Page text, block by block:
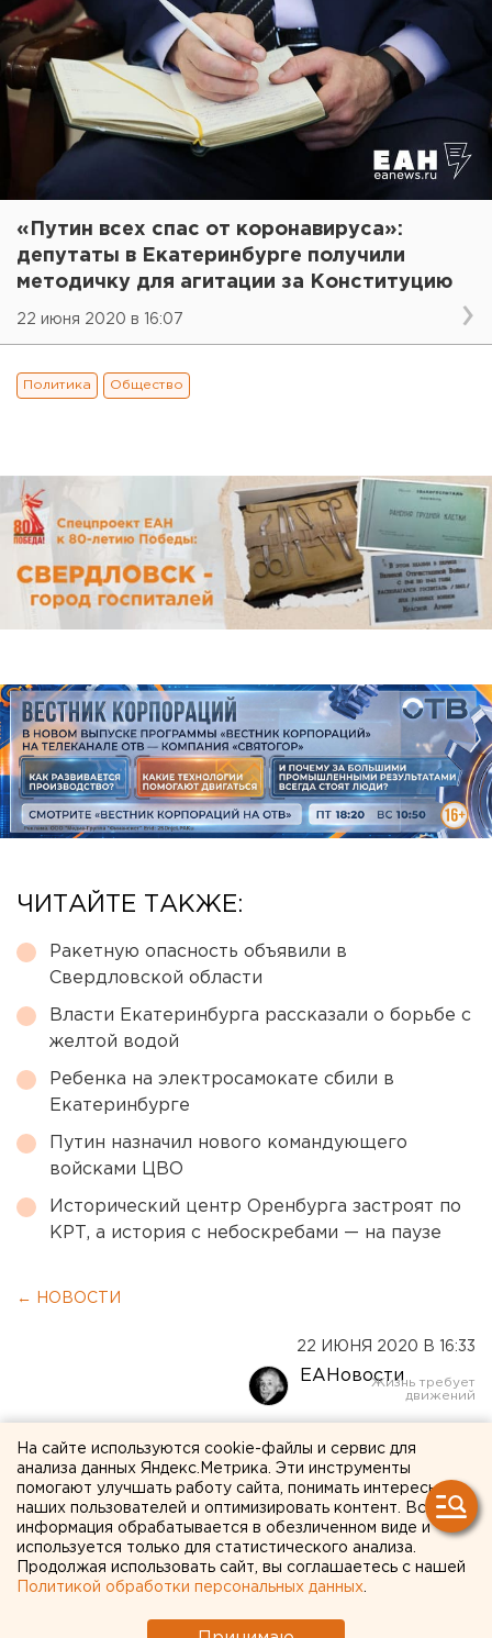
«Путин всех спас от коронавируса»:
депутаты в Екатеринбурге получили
методичку для агитации за Конституцию
22 июня 2020 в 16:07
Политика Общество
ЧИТАЙТЕ ТАКЖЕ:
Ракетную опасность объявили в
Свердловской области
Власти Екатеринбурга рассказали о борьбе с
желтой водой
Ребенка на электросамокате сбили в
Екатеринбурге
Путин назначил нового командующего
войсками ЦВО
Исторический центр Оренбурга застроят по
КРТ, а история с небоскребами — на паузе
← НОВОСТИ
22 ИЮНЯ 2020 В 16:33
ЕАНовости
Два дня передышка: в
Челябинской области снова
объявили режим НМУ
На сайте используются cookie-файлы и сервис для
анализа данных Яндекс.Метрика. Эти инструменты
помогают улучшать работу сайта, понимать интересы
наших пользователей и оптимизировать контент. Вся
информация обрабатывается в обезличенном виде и
используется только для статистического анализа.
Продолжая использовать сайт, вы соглашаетесь с нашей
Политикой обработки персональных данных